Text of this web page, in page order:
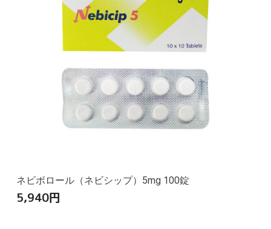
ネビボロール（ネビシップ）5mg 100錠
5,940円